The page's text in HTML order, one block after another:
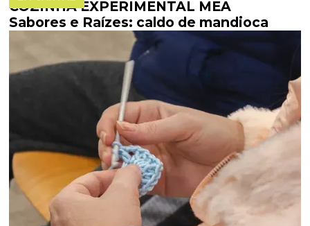
COZINHA EXPERIMENTAL MEA
Sabores e Raízes: caldo de mandioca